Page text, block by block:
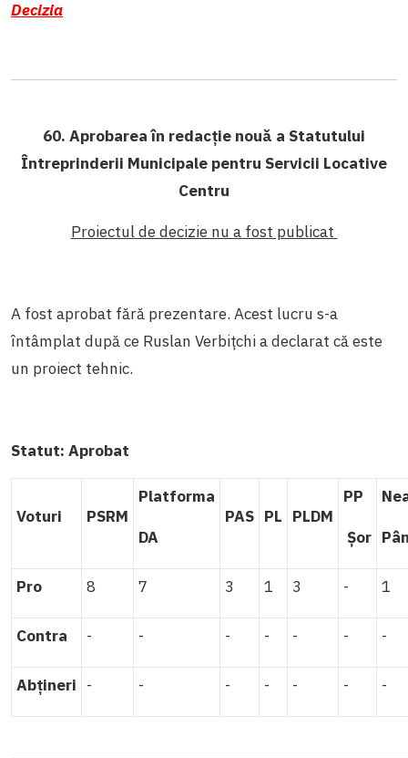
Decizia
60. Aprobarea în redacție nouă a Statutului
Întreprinderii Municipale pentru Servicii Locative
Centru
Proiectul de decizie nu a fost publicat
A fost aprobat fără prezentare. Acest lucru s-a
întâmplat după ce Ruslan Verbițchi a declarat că este
un proiect tehnic.
Statut: Aprobat
Voturi PSRM
Platforma
DA
PAS PL PLDM
PP
Șor
Pro 8 7 3 1 3 - 1
Contra - - - - - - -
Abțineri - - - - - - -